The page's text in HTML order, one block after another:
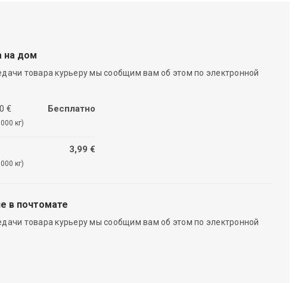
на дом
товара курьеру мы сообщим вам об этом по электронной
€
кг)
Бесплатно
кг)
3,99 €
в почтомате
товара курьеру мы сообщим вам об этом по электронной